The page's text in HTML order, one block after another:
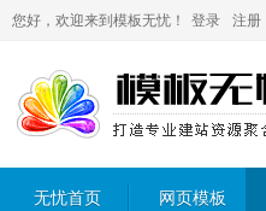
您好，欢迎来到模板无忧！ 登录 注册
无忧首页 网页模板